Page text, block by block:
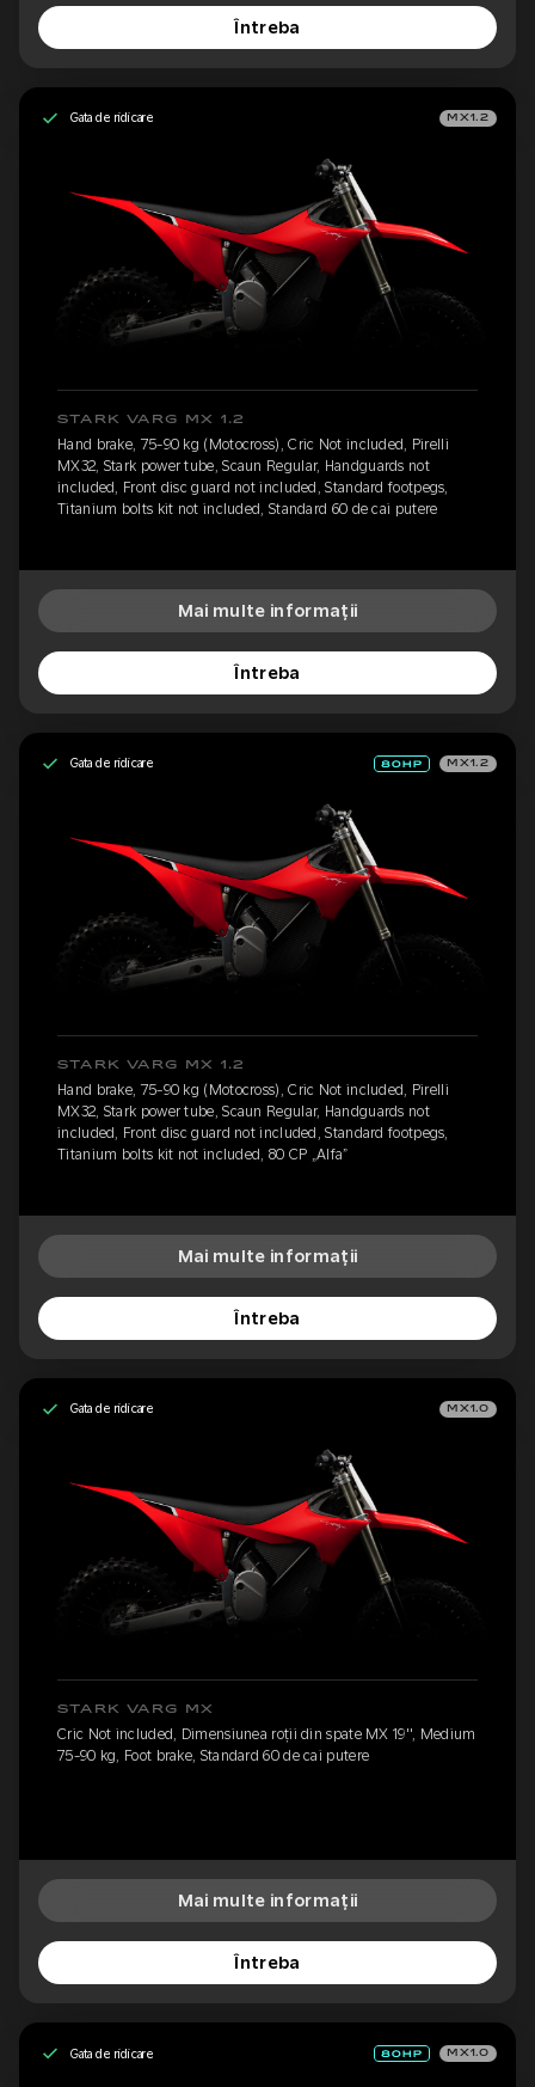
Întreba
Gata de ridicare MX1.2
STARK VARG MX 1.2
Hand brake, 75-90 kg (Motocross), Cric Not included, Pirelli
MX32, Stark power tube, Scaun Regular, Handguards not
included, Front disc guard not included, Standard footpegs,
Titanium bolts kit not included, Standard 60 de cai putere
Mai multe informații
Întreba
Gata de ridicare MX1.2
STARK VARG MX 1.2
Hand brake, 75-90 kg (Motocross), Cric Not included, Pirelli
MX32, Stark power tube, Scaun Regular, Handguards not
included, Front disc guard not included, Standard footpegs,
Titanium bolts kit not included, 80 CP „Alfa”
Mai multe informații
Întreba
Gata de ridicare MX1.0
STARK VARG MX
Cric Not included, Dimensiunea roții din spate MX 19'', Medium
75-90 kg, Foot brake, Standard 60 de cai putere
Mai multe informații
Întreba
Gata de ridicare MX1.0